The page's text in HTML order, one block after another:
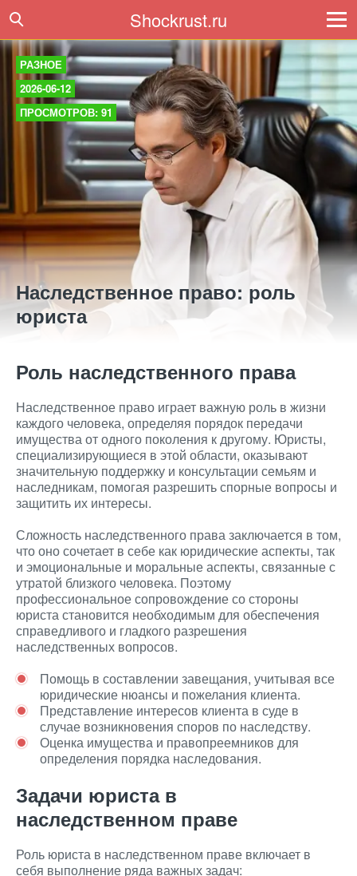
Shockrust.ru
РАЗНОЕ
2026-06-12
ПРОСМОТРОВ: 91
Наследственное право: роль
юриста
Роль наследственного права
Наследственное право играет важную роль в жизни
каждого человека, определяя порядок передачи
имущества от одного поколения к другому. Юристы,
специализирующиеся в этой области, оказывают
значительную поддержку и консультации семьям и
наследникам, помогая разрешить спорные вопросы и
защитить их интересы.
Сложность наследственного права заключается в том,
что оно сочетает в себе как юридические аспекты, так
и эмоциональные и моральные аспекты, связанные с
утратой близкого человека. Поэтому
профессиональное сопровождение со стороны
юриста становится необходимым для обеспечения
справедливого и гладкого разрешения
наследственных вопросов.
Помощь в составлении завещания, учитывая все
юридические нюансы и пожелания клиента.
Представление интересов клиента в суде в
случае возникновения споров по наследству.
Оценка имущества и правопреемников для
определения порядка наследования.
Задачи юриста в
наследственном праве
Роль юриста в наследственном праве включает в
себя выполнение ряда важных задач: